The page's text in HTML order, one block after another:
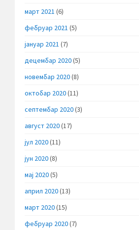
март 2021 (6)
фебруар 2021 (5)
јануар 2021 (7)
децембар 2020(5)
новембар 2020(8)
октобар 2020(11)
септембар 2020(3)
август 2020(17)
јул 2020(11)
јун 2020(8)
мај 2020(5)
април 2020(13)
март 2020(15)
фебруар 2020(7)